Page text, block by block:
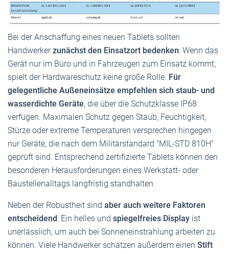
Bei der Anschaffung eines neuen Tablets sollten
Handwerkerzunächst den Einsatzort bedenken: Wenn das
Gerät nur im Büro und in Fahrzeugen zum Einsatz kommt,
spielt der Hardwareschutz keine große Rolle. Für
gelegentliche Außeneinsätze empfehlen sich staub- und
wasserdichte Geräte, die über die Schutzklasse IP68
verfügen. Maximalen Schutz gegen Staub, Feuchtigkeit,
Stürze oder extreme Temperaturen versprechen hingegen
nur Geräte, die nach dem Militärstandard "MIL-STD 810H"
geprüft sind. Entsprechend zertifizierte Tablets können den
besonderen Herausforderungen eines Werkstatt- oder
Baustellenalltags langfristig standhalten.
Neben der Robustheit sind aber auch weitere Faktoren
entscheidend: Ein helles und spiegelfreies Display ist
unerlässlich, um auch bei Sonneneinstrahlung arbeiten zu
können. Viele Handwerker schätzen außerdem einen Stift